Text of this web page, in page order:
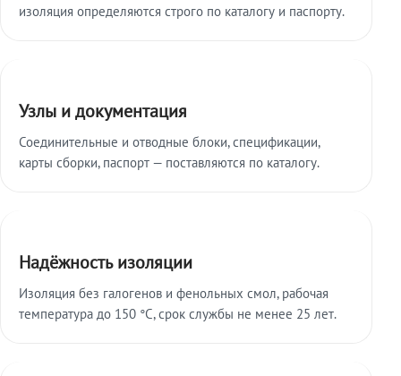
изоляция определяются строго по каталогу и паспорту.
Узлы и документация
Соединительные и отводные блоки, спецификации,
карты сборки, паспорт — поставляются по каталогу.
Надёжность изоляции
Изоляция без галогенов и фенольных смол, рабочая
температура до 150 °C, срок службы не менее 25 лет.